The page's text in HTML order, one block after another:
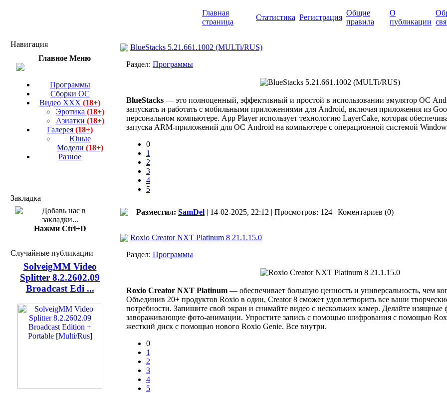
Главная
страница
Статистика Регистрация
Общие
правила
О
публикации
Навигация
Главное Меню
Программы
Сборки ОС
Видео ХХХ (18+)
Эротика (18+)
Азиатки (18+)
Галерея (18+)
Юные
Модели (18+)
Разное
Закладка
Нажми Ctrl+D
Случайные публикации
SolveigMM Video
Splitter 8.2.2602.09
Broadcast Edi ...
BlueStacks 5.21.661.1002 (MULTi/RUS)
Раздел: Программы
BlueStacks — это полноценный, эффективный и простой в использовании эмулятор ОС
запускать и работать с мобильными приложениями для Android, включая приложения из
персональном компьютере. App Player использует технологию LayerCake, которая
запуска ARM-приложений для ОС Android на компьютере с операционной системой
0
1
2
3
4
5
Разместил: SamDel | 14-02-2025, 22:12 | Просмотров: 124 | Коментариев (0)
Roxio Creator NXT Platinum 8 21.1.15.0
Раздел: Программы
Roxio Creator NXT Platinum — обеспечивает большую ценность и универсальность, чем
Объединив 20+ продуктов Roxio в один, Creator 8 сможет удовлетворить все ваши
потребности. Запишите свой экран и снимайте видео с нескольких камер. Делайте изящные
завораживающие фото-анимации. Упростите запись с помощью шифрования с помощью
жесткий диск с помощью нового Roxio Genie. Все внутри.
0
1
2
3
4
5